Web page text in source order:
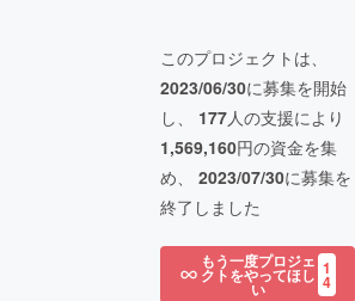
このプロジェクトは、
2023/06/30に募集を開始
し、 177人の支援により
1,569,160円の資金を集
め、 2023/07/30に募集を
終了しました
もう一度プロジェ
クトをやってほし
い
1
4